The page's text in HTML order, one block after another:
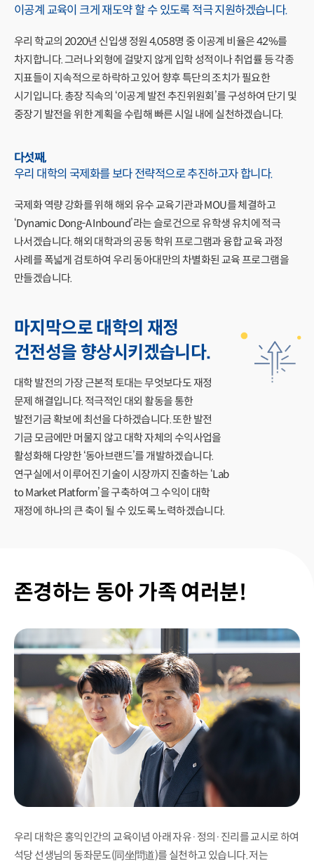
이공계 교육이 크게 재도약 할 수 있도록적극 지원하겠습니다.
우리 학교의 2020년 신입생 정원 4,058명 중 이공계 비율은 42%를
차지합니다. 그러나 외형에 걸맞지 않게 입학 성적이나 취업률 등 각종
지표들이 지속적으로 하락하고 있어 향후 특단의 조치가 필요한
시기입니다. 총장 직속의 ‘이공계 발전 추진위원회’를 구성하여 단기 및
중장기 발전을 위한 계획을 수립해 빠른 시일 내에 실천하겠습니다.
다섯째,
우리 대학의 국제화를 보다 전략적으로추진하고자 합니다.
국제화 역량 강화를 위해 해외 유수 교육기관과 MOU를 체결하고
‘Dynamic Dong-A Inbound’라는 슬로건으로 유학생 유치에 적극
나서겠습니다. 해외 대학과의 공동 학위 프로그램과 융합 교육 과정
사례를 폭넓게 검토하여 우리 동아대만의 차별화된 교육 프로그램을
만들겠습니다.
마지막으로 대학의 재정
건전성을 향상시키겠습니다.
대학 발전의 가장 근본적 토대는 무엇보다도 재정
문제 해결입니다. 적극적인 대외 활동을 통한
발전기금 확보에 최선을 다하겠습니다. 또한 발전
기금 모금에만 머물지 않고 대학 자체의 수익사업을
활성화해 다양한 ‘동아브랜드’를 개발하겠습니다.
연구실에서 이루어진 기술이 시장까지 진출하는 ‘Lab
to Market Platform’을 구축하여 그 수익이 대학
재정에 하나의 큰 축이 될 수 있도록 노력하겠습니다.
존경하는 동아 가족 여러분!
우리 대학은 홍익인간의 교육이념 아래 자유·정의·진리를 교시로 하여
석당 선생님의 동좌문도(同坐問道)를 실천하고 있습니다. 저는